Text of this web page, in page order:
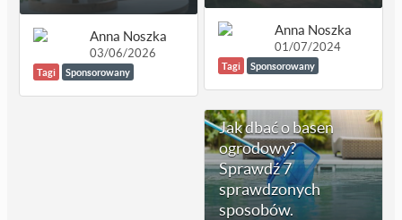
Anna Noszka
03/06/2026
Tagi Sponsorowany
Anna Noszka
01/07/2024
Tagi Sponsorowany
Jak dbać o basen
ogrodowy?
Sprawdź 7
sprawdzonych
sposobów.